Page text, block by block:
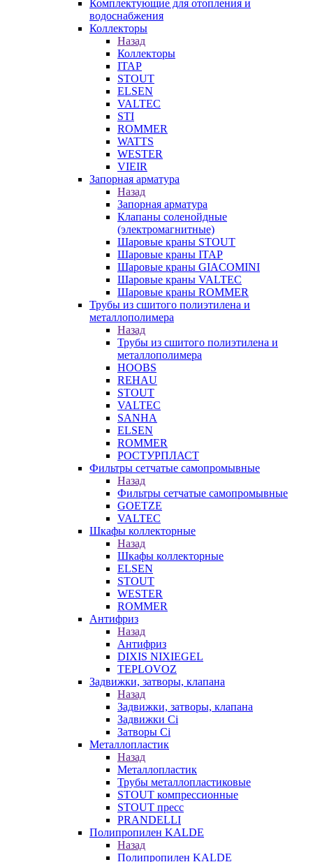
Комплектующие для отопления и
водоснабжения
Коллекторы
Назад
Коллекторы
ITAP
STOUT
ELSEN
VALTEC
STI
ROMMER
WATTS
WESTER
VIEIR
Запорная арматура
Назад
Запорная арматура
Клапаны соленойдные
(электромагнитные)
Шаровые краны STOUT
Шаровые краны ITAP
Шаровые краны GIACOMINI
Шаровые краны VALTEC
Шаровые краны ROMMER
Трубы из сшитого полиэтилена и
металлополимера
Назад
Трубы из сшитого полиэтилена и
металлополимера
HOOBS
REHAU
STOUT
VALTEC
SANHA
ELSEN
ROMMER
РОСТУРПЛАСТ
Фильтры сетчатые самопромывные
Назад
Фильтры сетчатые самопромывные
GOETZE
VALTEC
Шкафы коллекторные
Назад
Шкафы коллекторные
ELSEN
STOUT
WESTER
ROMMER
Антифриз
Назад
Антифриз
DIXIS NIXIEGEL
TEPLOVOZ
Задвижки, затворы, клапана
Назад
Задвижки, затворы, клапана
Задвижки Ci
Затворы Ci
Металлопластик
Назад
Металлопластик
Трубы металлопластиковые
STOUT компрессионные
STOUT пресс
PRANDELLI
Полипропилен KALDE
Назад
Полипропилен KALDE